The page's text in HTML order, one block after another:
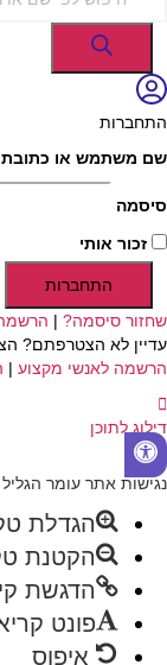
search
התחברות
שם משתמש או כתובת
סיסמה
זכור אותי
התחברות
שחזור סיסמה? |
עדיין לא הצטרפתם?
הרשמה לאנשי מקצוע |
דילוג לתוכן
פתח
סרגל
נגישות
נגישות אתר עומר הגליל
הגדלת
הקטנת
הדגשת
פונט
איפוס